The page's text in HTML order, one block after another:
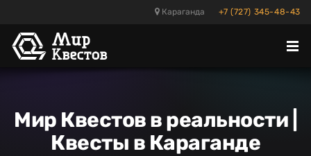
Караганда +7 (727) 345-48-43
Мир Квестов в реальности |
Квесты в Караганде